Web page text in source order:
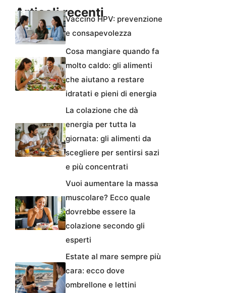
Articoli recentiVaccino HPV: prevenzione
e consapevolezza
Cosa mangiare quando fa
molto caldo: gli alimenti
che aiutano a restare
idratati e pieni di energia
La colazione che dà
energia per tutta la
giornata: gli alimenti da
scegliere per sentirsi sazi
e più concentrati
Vuoi aumentare la massa
muscolare? Ecco quale
dovrebbe essere la
colazione secondo gli
esperti
Estate al mare sempre più
cara: ecco dove
ombrellone e lettini